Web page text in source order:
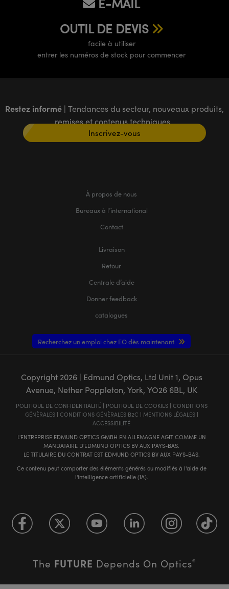
OUTIL DE DEVIS
facile à utiliser
entrer les numéros de stock pour commencer
Restez informé | Tendances du secteur, nouveaux produits,
remises et contenus techniques
Inscrivez-vous
À propos de nous
Bureaux à l’international
Contact
Livraison
Retour
Centrale d’aide
Donner feedback
catalogues
Recherchez un emploi chez EO dès maintenant
Copyright 2026| Edmund Optics, Ltd Unit 1, Opus
Avenue, Nether Poppleton, York, YO26 6BL, UK
POLITIQUE DE CONFIDENTIALITÉ| POLITIQUE DE COOKIES| CONDITIONS
GÉNÈRALES| CONDITIONS GÉNÈRALES B2C | MENTIONS LÉGALES|
ACCESSIBILITÉ
L'ENTREPRISE EDMUND OPTICS GMBH EN ALLEMAGNE AGIT COMME UN
MANDATAIRE D'EDMUND OPTICS BV AUX PAYS-BAS.
LE TITULAIRE DU CONTRAT EST EDMUND OPTICS BV AUX PAYS-BAS.
Ce contenu peut comporter des éléments générés ou modifiés à l'aide de
l'intelligence artificielle (IA).
The FUTURE Depends On Optics®